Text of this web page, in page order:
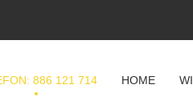
886 121 714 HOME